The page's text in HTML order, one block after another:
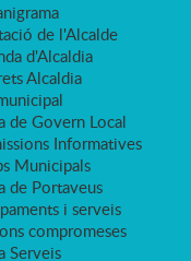
de l'Alcalde
d'Alcaldia
Alcaldia
de Govern Local
Informatives
Municipals
de Portaveus
i serveis
compromeses
Serveis